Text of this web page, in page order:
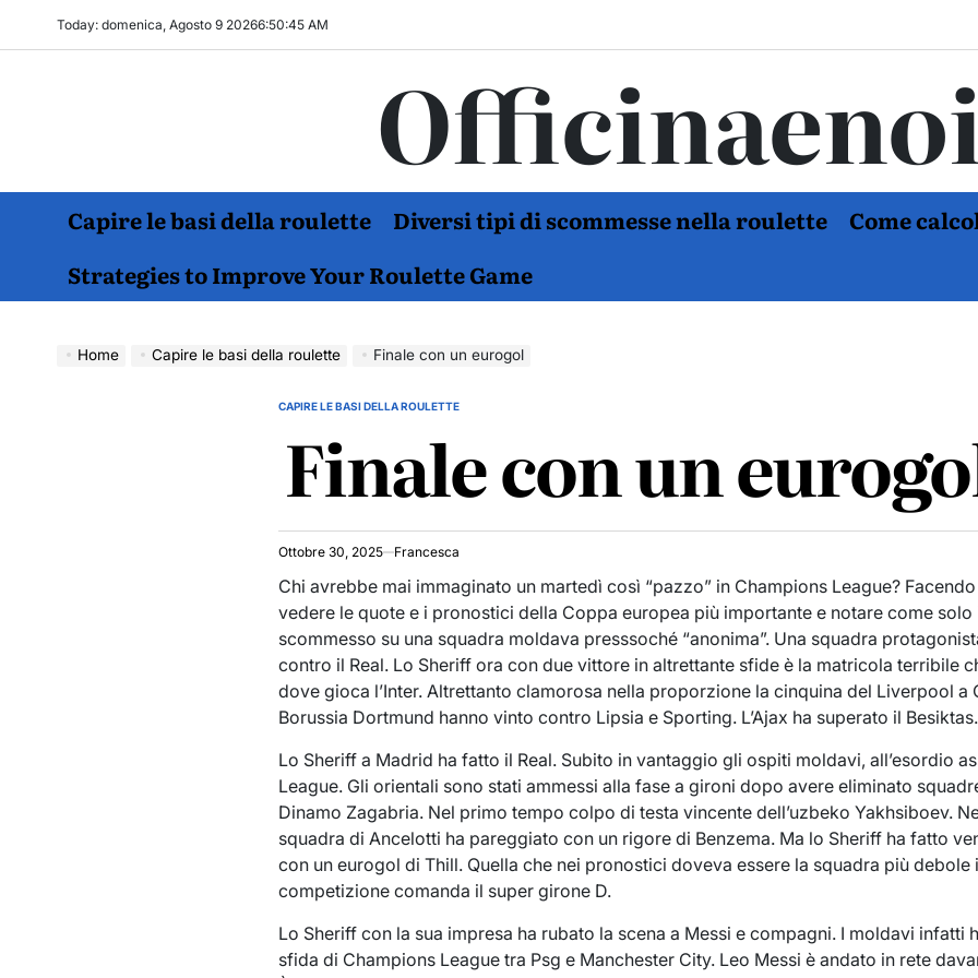
Today: domenica, Agosto 9 20266:50:46 AM
Capire le basi della roulette Diversi tipi di scommesse nella roulette
Come
Strategies to Improve Your Roulette Game
Home Capire le basi della roulette Finale con un eurogol
POSTED
CAPIRE LE BASI DELLA ROULETTE
Finale con un
Ottobre 30, 2025 Francesca
Chi avrebbe mai immaginato un martedì così “pazzo” in Champions League?
vedere le quote e i pronostici della Coppa europea più importante e notare come
scommesso su una squadra moldava presssoché “anonima”. Una squadra
contro il Real. Lo Sheriff ora con due vittore in altrettante sfide è la matricola terribile
dove gioca l’Inter. Altrettanto clamorosa nella proporzione la cinquina del Liverpool a
Borussia Dortmund hanno vinto contro Lipsia e Sporting. L’Ajax ha superato il Besiktas.
Lo Sheriff a Madrid ha fatto il Real. Subito in vantaggio gli ospiti moldavi, all’esordio
League. Gli orientali sono stati ammessi alla fase a gironi dopo avere eliminato
Dinamo Zagabria. Nel primo tempo colpo di testa vincente dell’uzbeko Yakhsiboev.
squadra di Ancelotti ha pareggiato con un rigore di Benzema. Ma lo Sheriff ha fatto
con un eurogol di Thill. Quella che nei pronostici doveva essere la squadra più debole
competizione comanda il super girone D.
Lo Sheriff con la sua impresa ha rubato la scena a Messi e compagni. I moldavi infatti
sfida di Champions League tra Psg e Manchester City. Leo Messi è andato in rete